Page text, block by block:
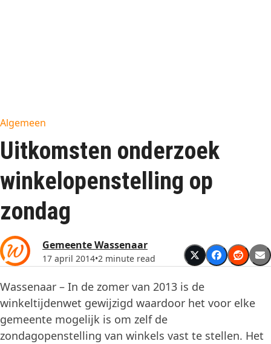
Algemeen
Uitkomsten onderzoek
winkelopenstelling op
zondag
Gemeente Wassenaar
17 april 2014•2 minute read
Wassenaar – In de zomer van 2013 is de
winkeltijdenwet gewijzigd waardoor het voor elke
gemeente mogelijk is om zelf de
zondagopenstelling van winkels vast te stellen. Het